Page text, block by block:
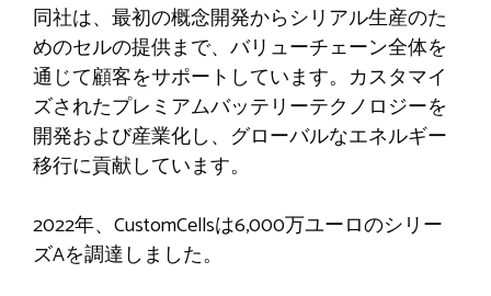
同社は、最初の概念開発からシリアル生産のた
めのセルの提供まで、バリューチェーン全体を
通じて顧客をサポートしています。カスタマイ
ズされたプレミアムバッテリーテクノロジーを
開発および産業化し、グローバルなエネルギー
移行に貢献しています。
2022年、CustomCellsは6,000万ユーロのシリー
ズAを調達しました。